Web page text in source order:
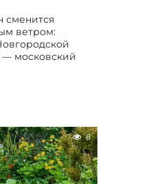
сменится
ветром:
— московский
8